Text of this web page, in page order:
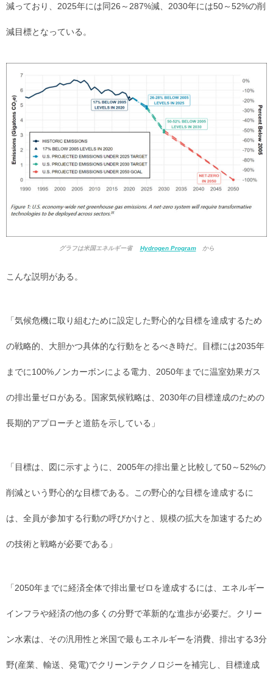
減っており、2025年には同26～287%減、2030年には50～52%の削
減目標となっている。
グラフは米国エネルギー省 Hydrogen Program から
こんな説明がある。
「気候危機に取り組むために設定した野心的な目標を達成するため
の戦略的、大胆かつ具体的な行動をとるべき時だ。目標には2035年
までに100%ノンカーボンによる電力、2050年までに温室効果ガス
の排出量ゼロがある。国家気候戦略は、2030年の目標達成のための
長期的アプローチと道筋を示している」
「目標は、図に示すように、2005年の排出量と比較して50～52%の
削減という野心的な目標である。この野心的な目標を達成するに
は、全員が参加する行動の呼びかけと、規模の拡大を加速するため
の技術と戦略が必要である」
「2050年までに経済全体で排出量ゼロを達成するには、エネルギー
インフラや経済の他の多くの分野で革新的な進歩が必要だ。クリー
ン水素は、その汎用性と米国で最もエネルギーを消費、排出する3分
野(産業、輸送、発電)でクリーンテクノロジーを補完し、目標達成